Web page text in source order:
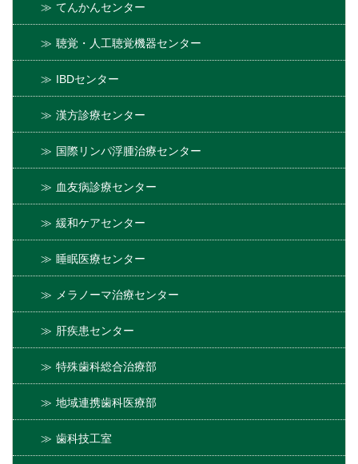
てんかんセンター
聴覚・人工聴覚機器センター
IBDセンター
漢方診療センター
国際リンパ浮腫治療センター
血友病診療センター
緩和ケアセンター
睡眠医療センター
メラノーマ治療センター
肝疾患センター
特殊歯科総合治療部
地域連携歯科医療部
歯科技工室